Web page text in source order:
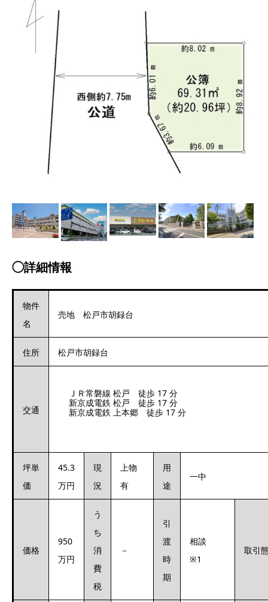
◯詳細情報
物件
名
売地 松戸市胡録台
住所 松戸市胡録台
交通
ＪＲ常磐線 松戸 徒歩 17 分
新京成電鉄 松戸 徒歩 17 分
新京成電鉄 上本郷 徒歩 17 分
坪単
価
45.3
万円
現
況
上物
有
用
途
一中
価格
950
万円
う
ち
消
費
税
－
引
渡
時
期
相談
※1
取引